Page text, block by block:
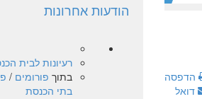
הדפסה
דואל
הודעות אחרונות
רעיונות לבית
בתוך פורומים /
בתי הכנסת